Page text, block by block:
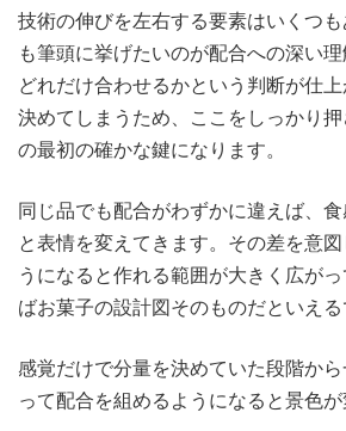
技術の伸びを左右する要素はいくつ
も筆頭に挙げたいのが配合への深い理
どれだけ合わせるかという判断が仕
決めてしまうため、ここをしっかり
の最初の確かな鍵になります。
同じ品でも配合がわずかに違えば、
と表情を変えてきます。その差を意
うになると作れる範囲が大きく広が
ばお菓子の設計図そのものだといえる
感覚だけで分量を決めていた段階か
って配合を組めるようになると景色が